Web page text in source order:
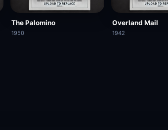
The Palomino
1950
Overland Mail
1942